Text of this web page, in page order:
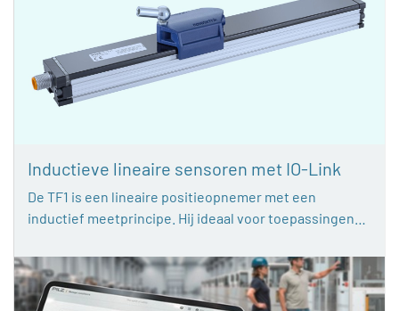
Inductieve lineaire sensoren met IO-Link
De TF1 is een lineaire positieopnemer met een
inductief meetprincipe. Hij ideaal voor toepassingen…